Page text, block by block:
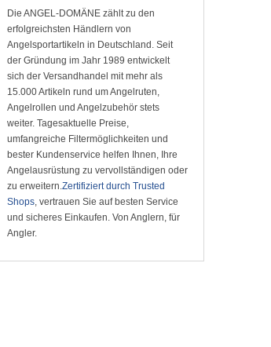
Die ANGEL-DOMÄNE zählt zu den
erfolgreichsten Händlern von
Angelsportartikeln in Deutschland. Seit
der Gründung im Jahr 1989 entwickelt
sich der Versandhandel mit mehr als
15.000 Artikeln rund um Angelruten,
Angelrollen und Angelzubehör stets
weiter. Tagesaktuelle Preise,
umfangreiche Filtermöglichkeiten und
bester Kundenservice helfen Ihnen, Ihre
Angelausrüstung zu vervollständigen oder
zu erweitern.Zertifiziert durch Trusted
Shops, vertrauen Sie auf besten Service
und sicheres Einkaufen. Von Anglern, für
Angler.